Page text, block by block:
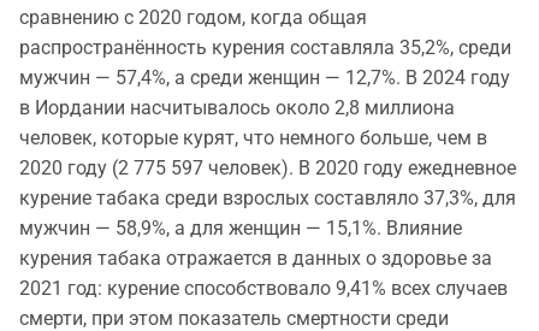
сравнению с 2020 годом, когда общая
распространённость курения составляла 35,2%, среди
мужчин — 57,4%, а среди женщин — 12,7%. В 2024 году
в Иордании насчитывалось около 2,8 миллиона
человек, которые курят, что немного больше, чем в
2020 году (2 775 597 человек). В 2020 году ежедневное
курение табака среди взрослых составляло 37,3%, для
мужчин — 58,9%, а для женщин — 15,1%. Влияние
курения табака отражается в данных о здоровье за
2021 год: курение способствовало 9,41% всех случаев
смерти, при этом показатель смертности среди